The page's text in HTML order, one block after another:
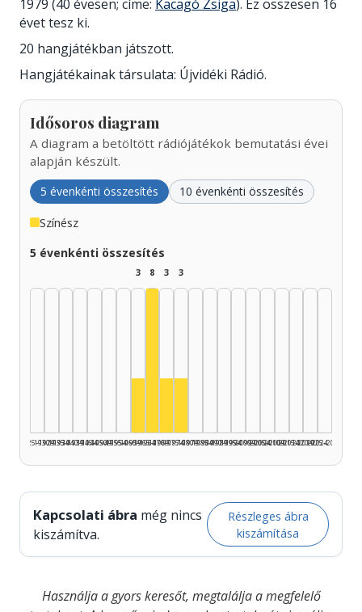
1979 (40 évesen; címe: Kacagó Zsiga). Ez összesen 16
évet tesz ki.
20 hangjátékban játszott.
Hangjátékainak társulata: Újvidéki Rádió.
Idősoros diagram
A diagram a betöltött rádiójátékok bemutatási évei
alapján készült.
5 évenkénti összesítés 10 évenkénti összesítés
Színész
5 évenkénti összesítés
1925–1929
1930–1934
1935–1939
1940–1944
1945–1949
1950–1954
1955–1959
3
1960–1964
8
1965–1969
3
1970–1974
3
1975–1979
1980–1984
1985–1989
1990–1994
1995–1999
2000–2004
2005–2009
2010–2014
2015–2019
2020–2024
2025–2026
Kapcsolati ábra még nincs
kiszámítva.
Részleges ábra
kiszámítása
Használja a gyors keresőt, megtalálja a megfelelő